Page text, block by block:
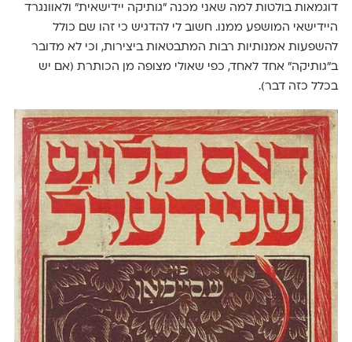
דוגמאות בולטות למה שאני מכנה ״גותיקה יידישאית״ ולאוונגרד
היידישאי המושפע ממנו. חשוב לי להדגיש כי זהו שם כולל
להשפעות אמנותיות רבות המתבטאות ביצירות, וכי לא מדובר
ב״גותיקה״ אחד לאחד, כפי שאולי מצופה מן הכותרת (אם יש
בכלל כזה דבר).